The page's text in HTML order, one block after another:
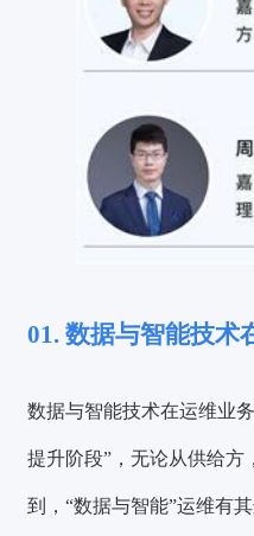
01. 数据与智能技术
数据与智能技术在运维业
提升阶段”，无论从供给方
到，“数据与智能”运维有